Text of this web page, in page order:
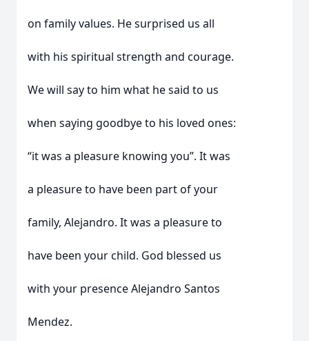
on family values. He surprised us all
with his spiritual strength and courage.
We will say to him what he said to us
when saying goodbye to his loved ones:
“it was a pleasure knowing you”. It was
a pleasure to have been part of your
family, Alejandro. It was a pleasure to
have been your child. God blessed us
with your presence Alejandro Santos
Mendez.